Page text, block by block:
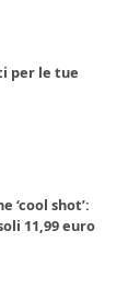
per le tue
‘cool shot’:
11,99 euro